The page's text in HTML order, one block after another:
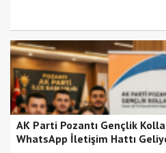
AK Parti Pozantı Gençlik
WhatsApp İletişim Hattı